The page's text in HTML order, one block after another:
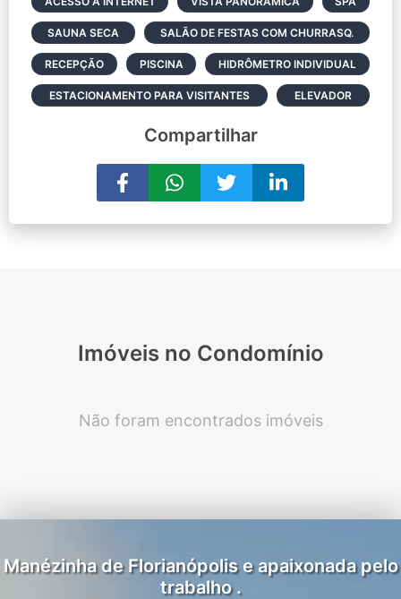
SAUNA SECA SALÃO DE FESTAS COM CHURRASQ.
RECEPÇÃO PISCINA HIDRÔMETRO INDIVIDUAL
ESTACIONAMENTO PARA VISITANTES ELEVADOR
Compartilhar
Imóveis no Condomínio
Não foram encontrados imóveis
Manézinha de Florianópolis e apaixonada pelo
trabalho .